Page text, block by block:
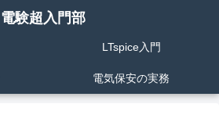
電験超入門部
LTspice入門
電気保安の実務